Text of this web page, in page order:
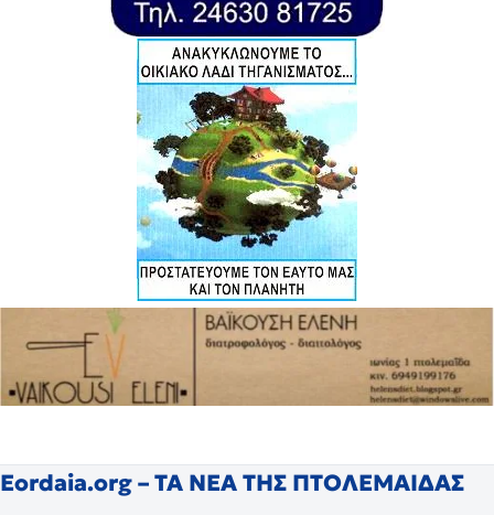
Eordaia.org – ΤΑ ΝΕΑ ΤΗΣ ΠΤΟΛΕΜΑΙΔΑΣ